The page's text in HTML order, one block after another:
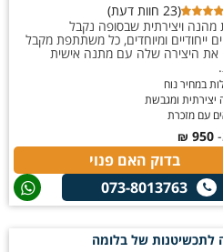
(23 חוות דעת)
מהנה ויצירתית שבסופה נקבל
ייחודיים ומיוחדים, כל משתתפת מקבל
את היצירה שלה עם מתנה אישית
במחיר נוח
יצירתית ומגבשת
עם מזכרת
950
₪
בדוק האם פנוי
073-8013763
לתכשיטנות של בלומה